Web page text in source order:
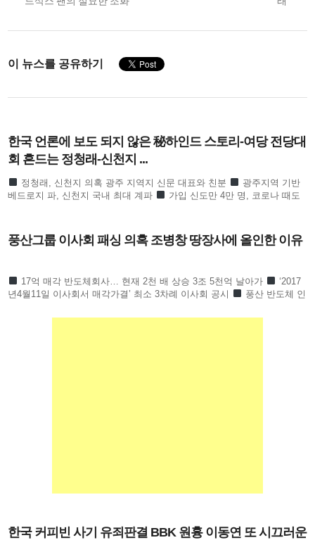
이 뉴스를 공유하기
한국 언론에 보도 되지 않은 秘하인드 스토리-여당 전당대
회 흔드는 정청래-신천지 ...
정청래, 신천지 의혹 광주 지역지 신문 대표와 친분
광주지역 기반
베드로지 파, 신천지 국내 최대 계파
가입 신도만 4만 명, 코로나 때도
풍산그룹 이사회 패싱 의혹 조병창 땅장사에 올인한 이유
17억 매각 반도체회사… 현재 2천 배 상승 3조 5천억 날아가
‘2017
년4월11일 이사회서 매각가결’ 최소 3차례 이사회 공시
풍산 반도체 인
한국 커피빈 사기 유죄판결 BBK 원흉 이동연 또 시끄러운